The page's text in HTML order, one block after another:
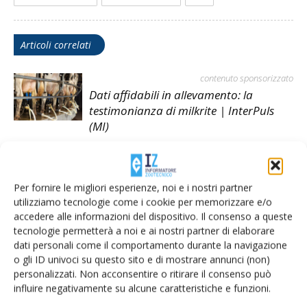
Per fornire le migliori esperienze, noi e i nostri partner
utilizziamo tecnologie come i cookie per memorizzare e/o
accedere alle informazioni del dispositivo. Il consenso a queste
tecnologie permetterà a noi e ai nostri partner di elaborare
dati personali come il comportamento durante la navigazione
o gli ID univoci su questo sito e di mostrare annunci (non)
personalizzati. Non acconsentire o ritirare il consenso può
influire negativamente su alcune caratteristiche e funzioni.
Articoli correlati
contenuto sponsorizzato
Dati affidabili in allevamento: la
testimonianza di milkrite | InterPuls
(MI)
contenuto sponsorizzato
Trasformare i dati in azioni nel settore
lattiero-caseario
contenuto sponsorizzato
Come portare la sostenibilità del
caseificio ad un livello superiore con
Milk Sustainability Center